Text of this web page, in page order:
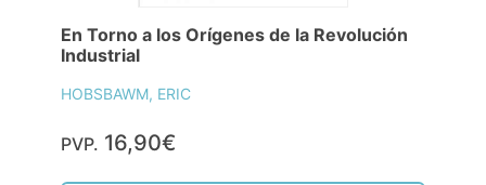
En Torno a los Orígenes de la Revolución
Industrial
HOBSBAWM, ERIC
PVP. 16,90€